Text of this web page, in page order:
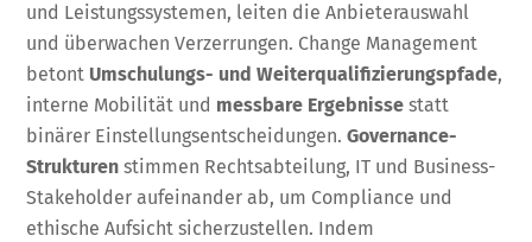
und Leistungssystemen, leiten die Anbieterauswahl
und überwachen Verzerrungen. Change Management
betont Umschulungs- und Weiterqualifizierungspfade,
interne Mobilität und messbare Ergebnisse statt
binärer Einstellungsentscheidungen.Governance-
Strukturen stimmen Rechtsabteilung, IT und Business-
Stakeholder aufeinander ab, um Compliance und
ethische Aufsicht sicherzustellen. Indem